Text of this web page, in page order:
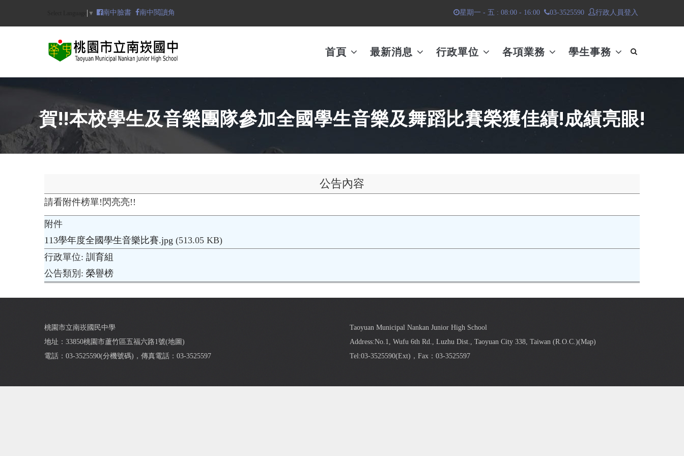
▼ 南中臉書 南中閲讀角 星期一 - 五 : 08:00 - 16:00 03-3525590 行政人員登入
首頁 最新消息 行政單位 各項業務 學生事務
賀!!本校學生及音樂團隊參加全國學生音樂及舞蹈比賽榮獲佳績!成績亮眼!
公告內容
請看附件榜單!閃亮亮!!
附件
113學年度全國學生音樂比賽.jpg (513.05 KB)
行政單位 訓育組
公告類別
榮譽榜
桃園市立南崁國民中學
地址：33850桃園市蘆竹區五福六路1號(地圖)
電話：03-3525590(分機號碼)，傳真電話：03-3525597
Taoyuan Municipal Nankan Junior High School
Address:No.1, Wufu 6th Rd., Luzhu Dist., Taoyuan City 338, Taiwan (R.O.C.)(Map)
Tel:03-3525590(Ext)，Fax：03-3525597